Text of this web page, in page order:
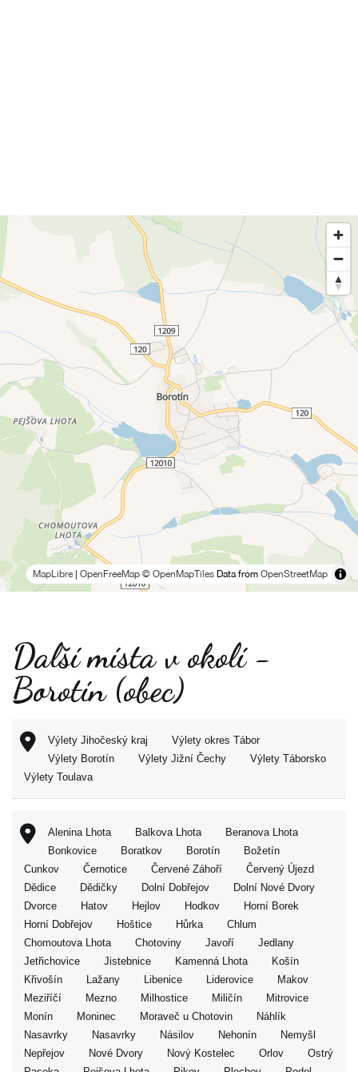
MapLibre OpenFreeMap © OpenMapTiles Data from OpenStreetMap
Další místa v okolí -
Borotín (obec)
Výlety Jihočeský kraj
Výlety okres Tábor
Výlety Borotín
Výlety Jižní Čechy
Výlety Táborsko
Výlety Toulava
Alenina Lhota Balkova Lhota
Beranova Lhota
Bonkovice
Boratkov Borotín
Božetín
Cunkov
Černotice Červené Záhoří
Červený Újezd
Dědice
Dědičky Dolní Dobřejov
Dolní Nové Dvory
Dvorce
Hatov Hejlov Hodkov
Horní Borek
Horní Dobřejov
Hoštice Hůrka
Chlum
Chomoutova Lhota
Chotoviny Javoří
Jedlany
Jetřichovice
Jistebnice Kamenná Lhota
Košín
Křivošín
Lažany Libenice Liderovice
Makov
Meziříčí
Mezno Milhostice Miličín
Mitrovice
Monín
Moninec Moraveč u Chotovin
Náhlík
Nasavrky
Nasavrky Násilov Nehonín
Nemyšl
Nepřejov
Nové Dvory Nový Kostelec Orlov
Ostrý